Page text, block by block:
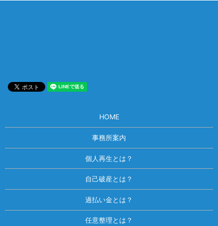
HOME
事務所案内
個人再生とは？
自己破産とは？
過払い金とは？
任意整理とは？